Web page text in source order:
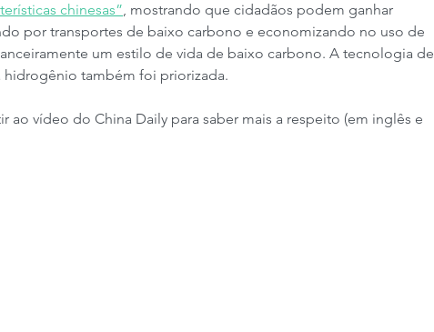
chinesas”, mostrando que cidadãos podem ganhar
por transportes de baixo carbono e economizando no uso de
um estilo de vida de baixo carbono. A tecnologia de
hidrogênio também foi priorizada.
ao vídeo do China Daily para saber mais a respeito (em inglês e